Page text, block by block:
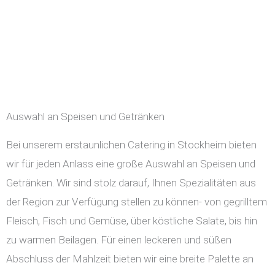
Auswahl an Speisen und Getränken
Bei unserem erstaunlichen Catering in Stockheim bieten
wir für jeden Anlass eine große Auswahl an Speisen und
Getränken. Wir sind stolz darauf, Ihnen Spezialitäten aus
der Region zur Verfügung stellen zu können- von gegrilltem
Fleisch, Fisch und Gemüse, über köstliche Salate, bis hin
zu warmen Beilagen. Für einen leckeren und süßen
Abschluss der Mahlzeit bieten wir eine breite Palette an